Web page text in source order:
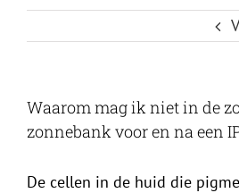
Waarom mag ik niet in de
zonnebank voor en na een
De cellen in de huid die